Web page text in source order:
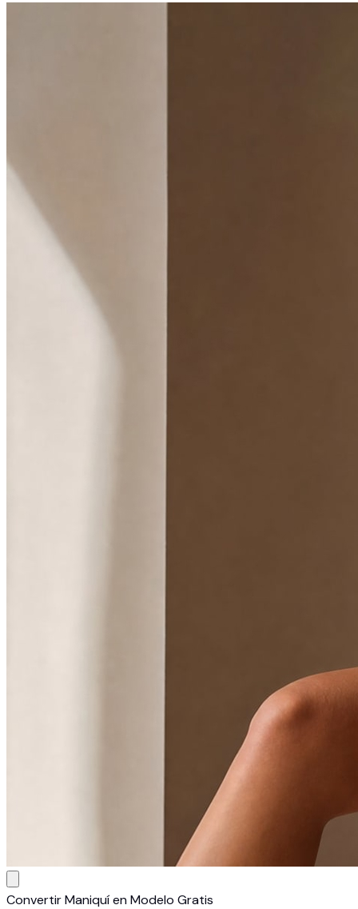
Convertir Maniquí en Modelo Gratis